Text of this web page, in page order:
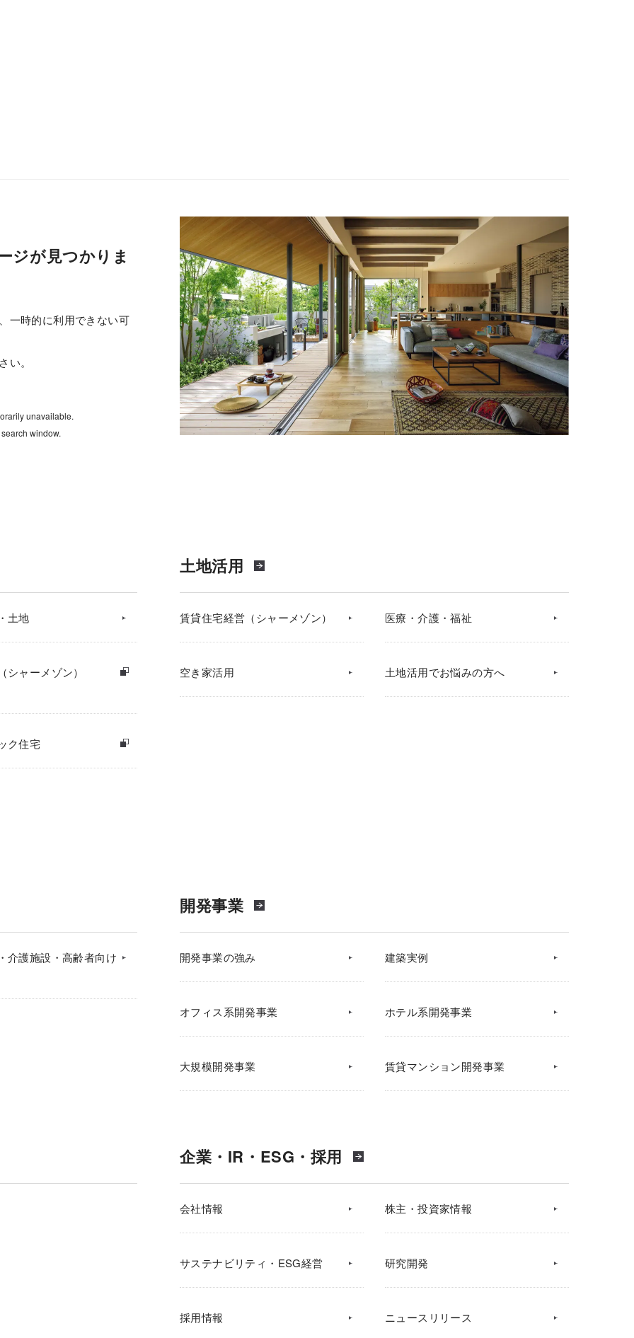
ジが見つかりま
一時的に利用できない可
い。
unavailable.
window.
土地
シャーメゾン）
ク住宅
土地活用
賃貸住宅経営（シャーメゾン） 医療・介護・福祉
空き家活用 土地活用でお悩みの方へ
介護施設・高齢者向け
開発事業
開発事業の強み 建築実例
オフィス系開発事業 ホテル系開発事業
大規模開発事業 賃貸マンション開発事業
企業・IR・ESG・採用
会社情報 株主・投資家情報
サステナビリティ・ESG経営 研究開発
採用情報 ニュースリリース